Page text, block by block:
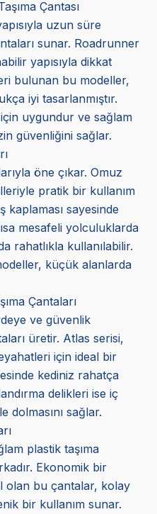
Çantası
uzun süre
sunar. Roadrunner
yapısıyla dikkat
bulunan bu modeller,
iyi tasarlanmıştır.
uygundur ve sağlam
güvenliğini sağlar.
öne çıkar. Omuz
pratik bir kullanım
kaplaması sayesinde
mesafeli yolculuklarda
rahatlıkla kullanılabilir.
küçük alanlarda
Çantaları
ve güvenlik
üretir. Atlas serisi,
için ideal bir
kediniz rahatça
delikleri ise iç
dolmasını sağlar.
plastik taşıma
Ekonomik bir
olan bu çantalar, kolay
bir kullanım sunar.